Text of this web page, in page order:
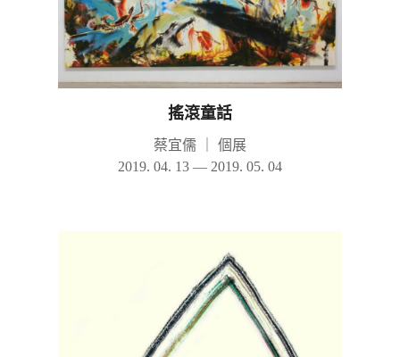
搖滾童話
蔡宜儒
個展
2019. 04. 13 — 2019. 05. 04